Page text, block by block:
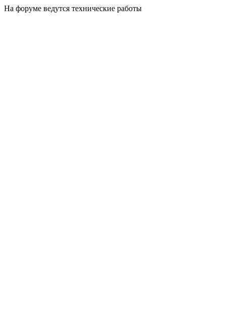
На форуме ведутся технические работы